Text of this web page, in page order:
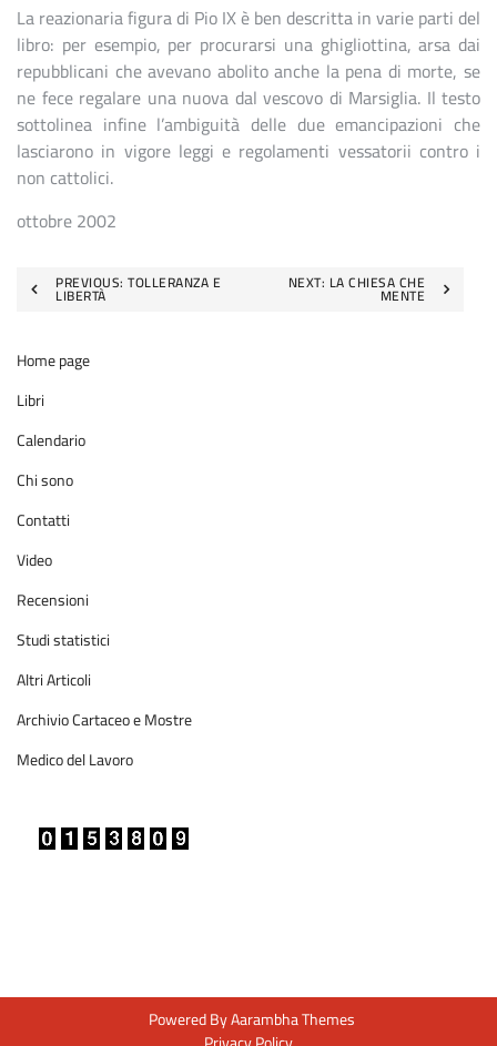
La reazionaria figura di Pio IX è ben descritta in varie parti del
libro: per esempio, per procurarsi una ghigliottina, arsa dai
repubblicani che avevano abolito anche la pena di morte, se
ne fece regalare una nuova dal vescovo di Marsiglia. Il testo
sottolinea infine l’ambiguità delle due emancipazioni che
lasciarono in vigore leggi e regolamenti vessatorii contro i
non cattolici.
ottobre 2002
Navigazione
PREVIOUS: TOLLERANZA E
LIBERTÀ
NEXT: LA CHIESA CHE
MENTE
Home page
Libri
Calendario
Chi sono
Contatti
Video
Recensioni
Studi statistici
Altri Articoli
Archivio Cartaceo e Mostre
Medico del Lavoro
Powered ByAarambha Themes